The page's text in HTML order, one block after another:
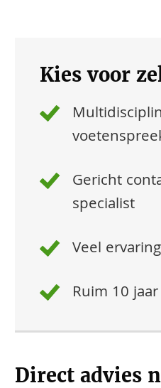
Kies voor
Gericht
specialist
Veel
Ruim 10
Direct advies